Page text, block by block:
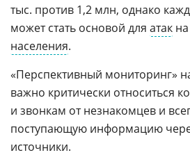
тыс. против 1,2 млн, однако
может стать основой для атак
населения.
«Перспективный мониторинг»
важно критически относиться
и звонкам от незнакомцев и
поступающую информацию
источники.